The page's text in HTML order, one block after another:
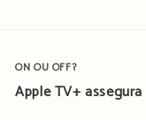
ON OU OFF?
Apple TV+